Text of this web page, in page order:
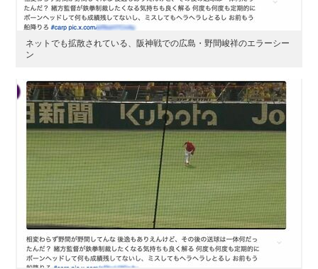
ネットでも拡散されている、阪神戦での広島・野間峻祥のエラーシー
ン